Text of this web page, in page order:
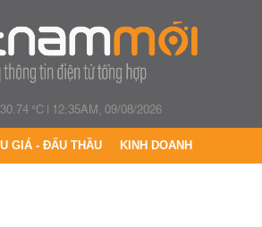
°C| 12:35AM, 09/08/2026
GIÁ - ĐẤU THẦU KINH DOANH